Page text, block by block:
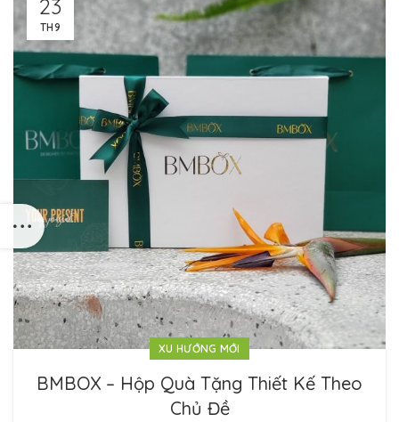
23
TH9
XU HƯỚNG MỚI
BMBOX – Hộp Quà Tặng Thiết Kế Theo
Chủ Đề